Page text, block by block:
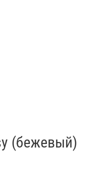
(бежевый)